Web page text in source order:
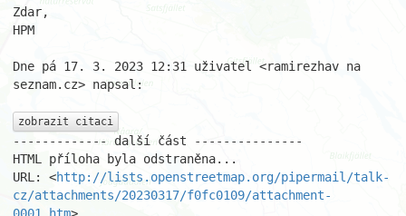
Zdar,
HPM
Dne pá 17. 3. 2023 12:31 uživatel <ramirezhav na
seznam.cz> napsal:
zobrazit citaci
------------- další část ---------------
HTML příloha byla odstraněna...
URL: <http://lists.openstreetmap.org/pipermail/talk-
cz/attachments/20230317/f0fc0109/attachment-